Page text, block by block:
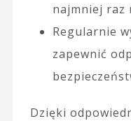
najmniej raz
Regularnie
zapewnić
Dzięki